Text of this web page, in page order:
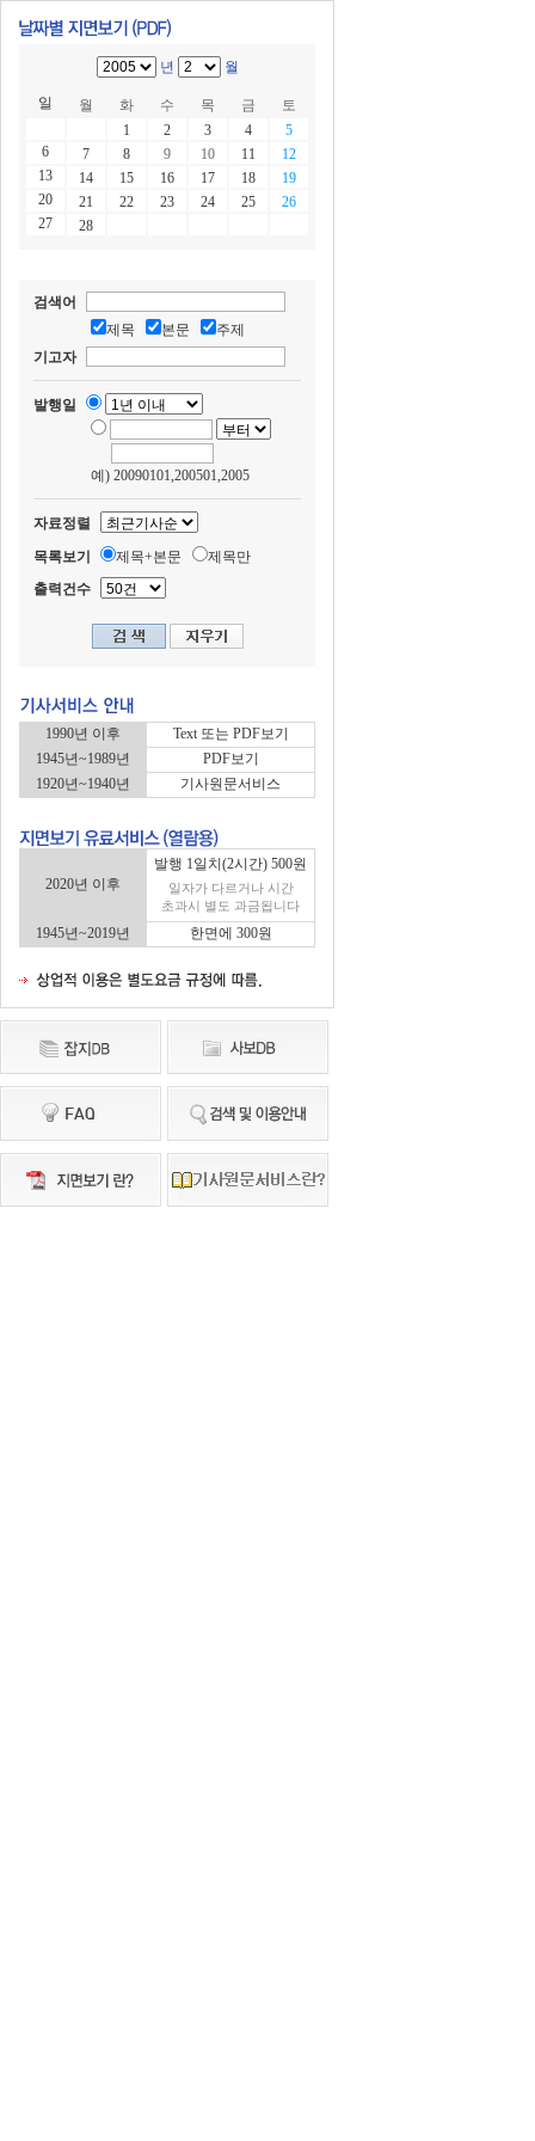
년 월
일 월 화 수 목 금
토
1
2 3 4
5
6
7 8 9 10 11
12
13
14 15 16 17 18
19
20
21 22 23 24 25
26
27
28
검색어
제목
본문
주제
기고자
발행일
예) 20090101,200501,2005
자료정렬
목록보기
제목+본문
제목만
출력건수
1990년 이후
Text 또는 PDF보기
1945년~1989년
PDF보기
1920년~1940년
기사원문서비스
2020년 이후
발행 1일치(2시간) 500원
일자가 다르거나 시간
초과시 별도 과금됩니다
1945년~2019년 한면에 300원